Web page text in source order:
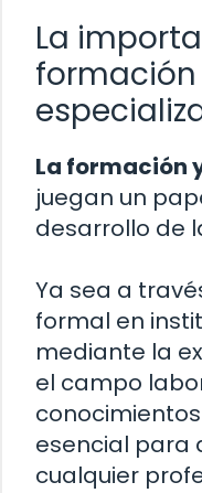
La
formación
La formación
juegan un
desarrollo de
Ya sea a
formal en
mediante la
el campo
esencial para
cualquier